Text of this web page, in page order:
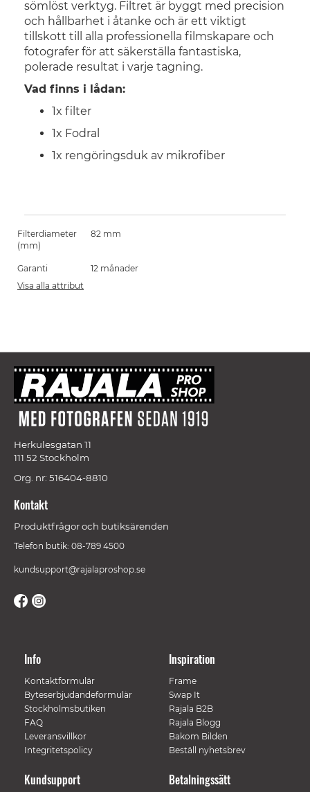
sömlöst verktyg. Filtret är byggt med precision
och hållbarhet i åtanke och är ett viktigt
tillskott till alla professionella filmskapare och
fotografer för att säkerställa fantastiska,
polerade resultat i varje tagning.
Vad finns i lådan:
1x filter
1x Fodral
1x rengöringsduk av mikrofiber
Filterdiameter
(mm)
82 mm
Garanti
12 månader
Visa alla attribut
Herkulesgatan 11
111 52 Stockholm
Org. nr: 516404-8810
Kontakt
Produktfrågor och butiksärenden
Telefon butik: 08-789 4500
kundsupport@rajalaproshop.se
Info
Kontaktformulär
Byteserbjudandeformulär
Stockholmsbutiken
FAQ
Leveransvillkor
Integritetspolicy
Inspiration
Frame
Swap It
Rajala B2B
Rajala Blogg
Bakom Bilden
Beställ nyhetsbrev
Betalningssätt
Kundsupport